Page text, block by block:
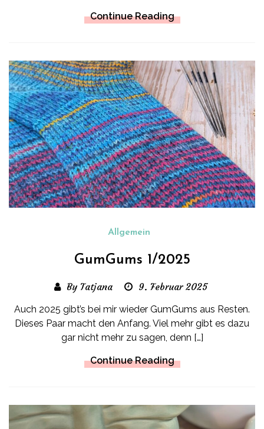
Continue Reading
Allgemein
GumGums 1/2025
By Tatjana 9. Februar 2025
Auch 2025 gibt’s bei mir wieder GumGums aus Resten.
Dieses Paar macht den Anfang. Viel mehr gibt es dazu
gar nicht mehr zu sagen, denn […]
Continue Reading